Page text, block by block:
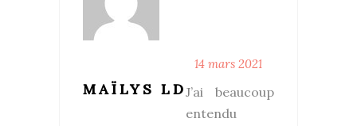
MAÏLYS LD
14 mars 2021
J’ai beaucoup
entendu